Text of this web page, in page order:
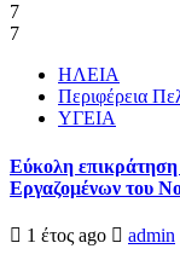
7
7
ΗΛΕΙΑ
Περιφέρεια
ΥΓΕΙΑ
Εύκολη επικράτηση
Εργαζομένων του
1 έτος ago admin